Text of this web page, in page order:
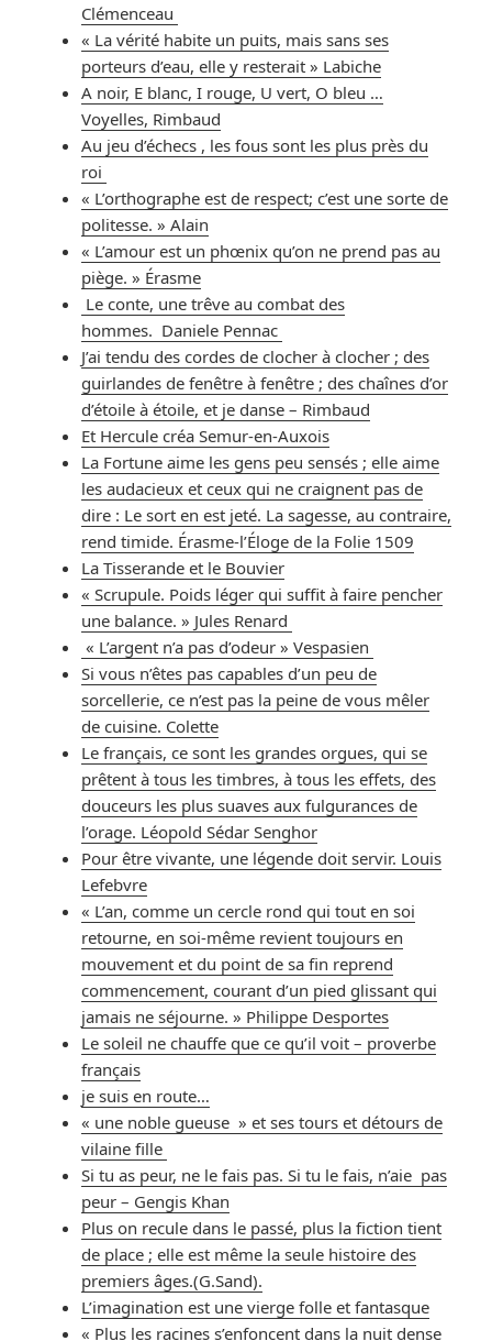
Clémenceau
« La vérité habite un puits, mais sans ses
porteurs d’eau, elle y resterait » Labiche
A noir, E blanc, I rouge, U vert, O bleu …
Voyelles, Rimbaud
Au jeu d’échecs , les fous sont les plus près du
roi
« L’orthographe est de respect; c’est une sorte de
politesse. » Alain
« L’amour est un phœnix qu’on ne prend pas au
piège. » Érasme
Le conte, une trêve au combat des
hommes. Daniele Pennac
J’ai tendu des cordes de clocher à clocher ; des
guirlandes de fenêtre à fenêtre ; des chaînes d’or
d’étoile à étoile, et je danse – Rimbaud
Et Hercule créa Semur-en-Auxois
La Fortune aime les gens peu sensés ; elle aime
les audacieux et ceux qui ne craignent pas de
dire : Le sort en est jeté. La sagesse, au contraire,
rend timide. Érasme-l’Éloge de la Folie 1509
La Tisserande et le Bouvier
« Scrupule. Poids léger qui suffit à faire pencher
une balance. » Jules Renard
« L’argent n’a pas d’odeur » Vespasien
Si vous n’êtes pas capables d’un peu de
sorcellerie, ce n’est pas la peine de vous mêler
de cuisine. Colette
Le français, ce sont les grandes orgues, qui se
prêtent à tous les timbres, à tous les effets, des
douceurs les plus suaves aux fulgurances de
l’orage. Léopold Sédar Senghor
Pour être vivante, une légende doit servir. Louis
Lefebvre
« L’an, comme un cercle rond qui tout en soi
retourne, en soi-même revient toujours en
mouvement et du point de sa fin reprend
commencement, courant d’un pied glissant qui
jamais ne séjourne. » Philippe Desportes
Le soleil ne chauffe que ce qu’il voit – proverbe
français
je suis en route…
« une noble gueuse » et ses tours et détours de
vilaine fille
Si tu as peur, ne le fais pas. Si tu le fais, n’aie pas
peur – Gengis Khan
Plus on recule dans le passé, plus la fiction tient
de place ; elle est même la seule histoire des
premiers âges.(G.Sand).
L’imagination est une vierge folle et fantasque
« Plus les racines s’enfoncent dans la nuit dense